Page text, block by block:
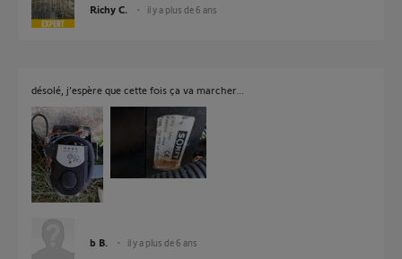
Richy C. il y a plus de 6 ans
désolé, j’espère que cette fois ça va marcher...
b B. il y a plus de 6 ans